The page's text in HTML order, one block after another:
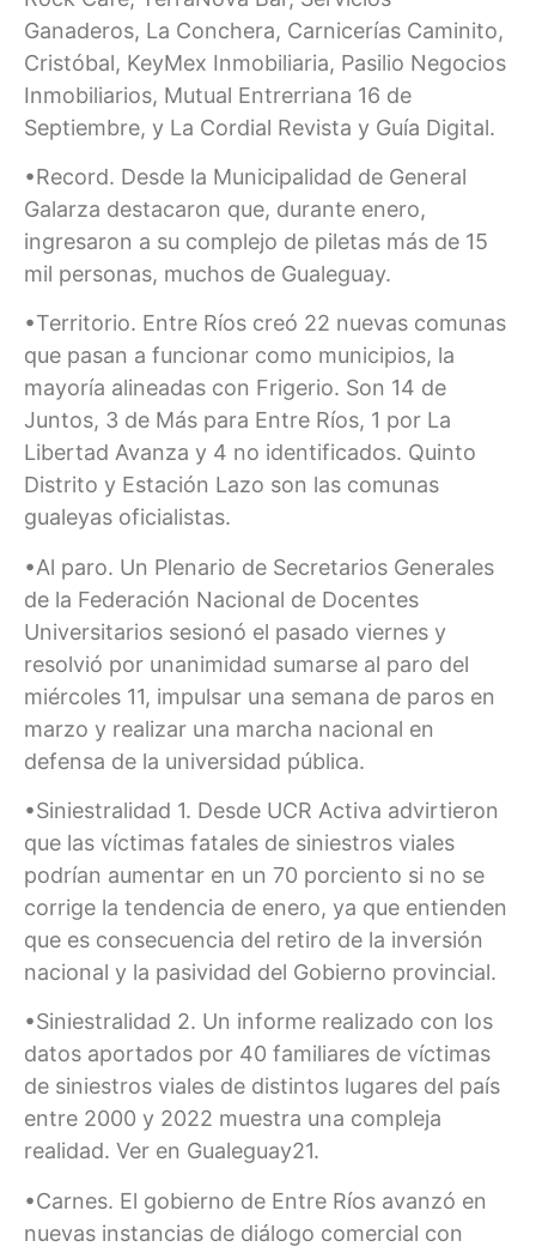
Ganaderos, La Conchera, Carnicerías Caminito,
Cristóbal, KeyMex Inmobiliaria, Pasilio Negocios
Inmobiliarios, Mutual Entrerriana 16 de
Septiembre, y La Cordial Revista y Guía Digital.
•Record. Desde la Municipalidad de General
Galarza destacaron que, durante enero,
ingresaron a su complejo de piletas más de 15
mil personas, muchos de Gualeguay.
•Territorio. Entre Ríos creó 22 nuevas comunas
que pasan a funcionar como municipios, la
mayoría alineadas con Frigerio. Son 14 de
Juntos, 3 de Más para Entre Ríos, 1 por La
Libertad Avanza y 4 no identificados. Quinto
Distrito y Estación Lazo son las comunas
gualeyas oficialistas.
•Al paro. Un Plenario de Secretarios Generales
de la Federación Nacional de Docentes
Universitarios sesionó el pasado viernes y
resolvió por unanimidad sumarse al paro del
miércoles 11, impulsar una semana de paros en
marzo y realizar una marcha nacional en
defensa de la universidad pública.
•Siniestralidad 1. Desde UCR Activa advirtieron
que las víctimas fatales de siniestros viales
podrían aumentar en un 70 porciento si no se
corrige la tendencia de enero, ya que entienden
que es consecuencia del retiro de la inversión
nacional y la pasividad del Gobierno provincial.
•Siniestralidad 2. Un informe realizado con los
datos aportados por 40 familiares de víctimas
de siniestros viales de distintos lugares del país
entre 2000 y 2022 muestra una compleja
realidad. Ver en Gualeguay21.
•Carnes. El gobierno de Entre Ríos avanzó en
nuevas instancias de diálogo comercial con